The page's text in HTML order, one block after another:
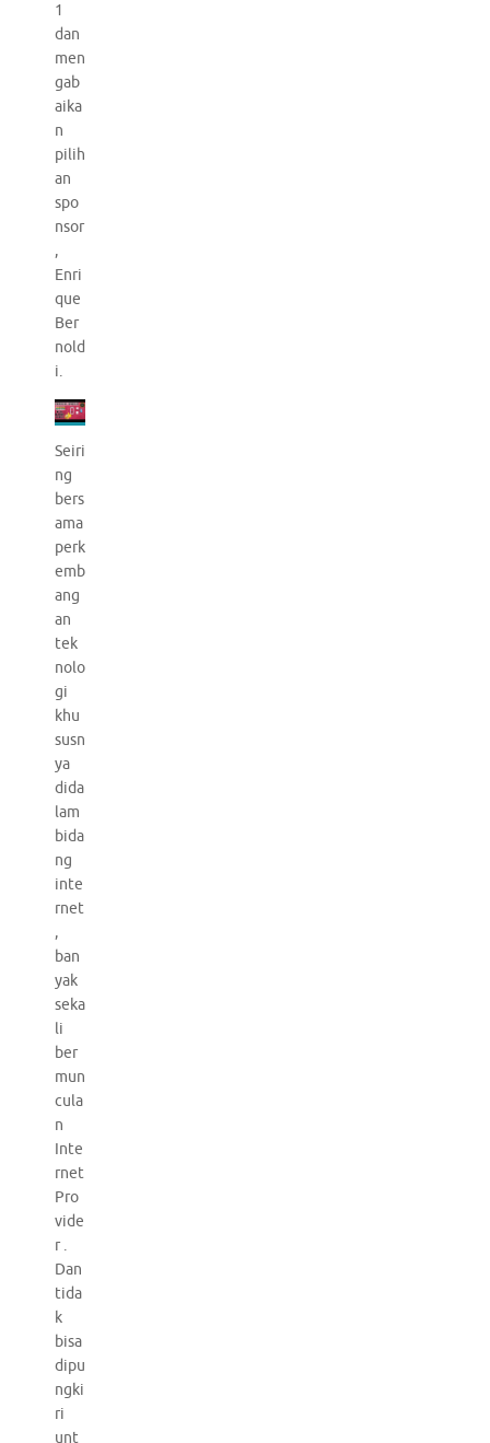
1
dan
men
gab
aika
n
pilih
an
spo
nsor
,
Enri
que
Ber
nold
i.
Seiri
ng
bers
ama
perk
emb
ang
an
tek
nolo
gi
khu
susn
ya
dida
lam
bida
ng
inte
rnet
,
ban
yak
seka
li
ber
mun
cula
n
Inte
rnet
Pro
vide
r .
Dan
tida
k
bisa
dipu
ngki
ri
unt